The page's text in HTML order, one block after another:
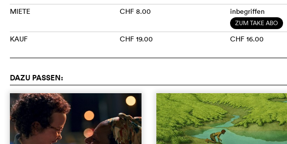
MIETE CHF 8.00 inbegriffen
ZUM TAKE ABO
KAUF CHF 19.00 CHF 16.00
DAZU PASSEN: